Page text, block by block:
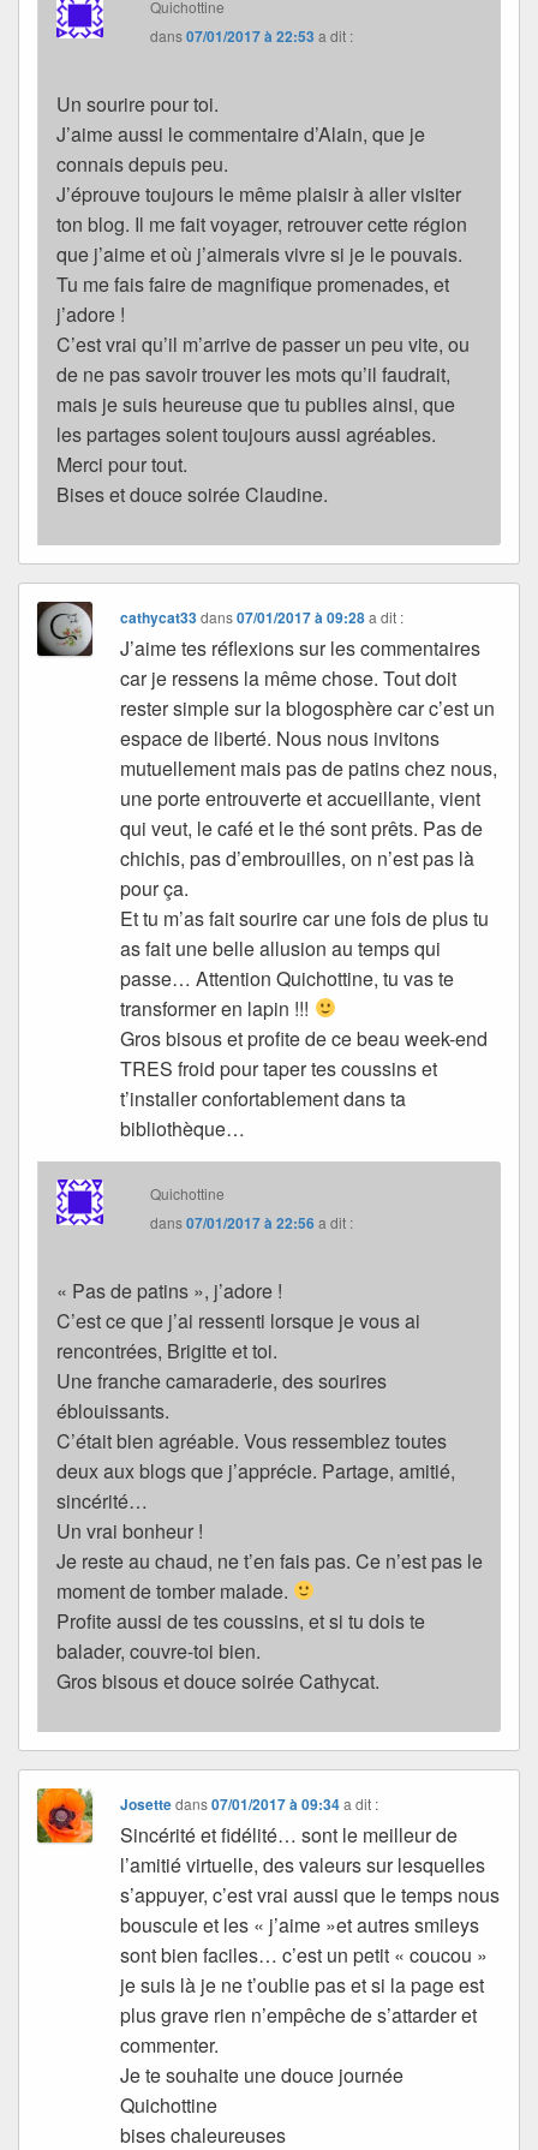
Quichottine
dans07/01/2017 à 22:53 a dit :
Un sourire pour toi.
J’aime aussi le commentaire d’Alain, que je
connais depuis peu.
J’éprouve toujours le même plaisir à aller visiter
ton blog. Il me fait voyager, retrouver cette région
que j’aime et où j’aimerais vivre si je le pouvais.
Tu me fais faire de magnifique promenades, et
j’adore !
C’est vrai qu’il m’arrive de passer un peu vite, ou
de ne pas savoir trouver les mots qu’il faudrait,
mais je suis heureuse que tu publies ainsi, que
les partages soient toujours aussi agréables.
Merci pour tout.
Bises et douce soirée Claudine.
cathycat33dans07/01/2017 à 09:28 a dit :
J’aime tes réflexions sur les commentaires
car je ressens la même chose. Tout doit
rester simple sur la blogosphère car c’est un
espace de liberté. Nous nous invitons
mutuellement mais pas de patins chez nous,
une porte entrouverte et accueillante, vient
qui veut, le café et le thé sont prêts. Pas de
chichis, pas d’embrouilles, on n’est pas là
pour ça.
Et tu m’as fait sourire car une fois de plus tu
as fait une belle allusion au temps qui
passe… Attention Quichottine, tu vas te
transformer en lapin !!!
Gros bisous et profite de ce beau week-end
TRES froid pour taper tes coussins et
t’installer confortablement dans ta
bibliothèque…
Quichottine
dans07/01/2017 à 22:56a dit :
« Pas de patins », j’adore !
C’est ce que j’ai ressenti lorsque je vous ai
rencontrées, Brigitte et toi.
Une franche camaraderie, des sourires
éblouissants.
C’était bien agréable. Vous ressemblez toutes
deux aux blogs que j’apprécie. Partage, amitié,
sincérité…
Un vrai bonheur !
Je reste au chaud, ne t’en fais pas. Ce n’est pas le
moment de tomber malade.
Profite aussi de tes coussins, et si tu dois te
balader, couvre-toi bien.
Gros bisous et douce soirée Cathycat.
Josettedans07/01/2017 à 09:34 a dit :
Sincérité et fidélité… sont le meilleur de
l’amitié virtuelle, des valeurs sur lesquelles
s’appuyer, c’est vrai aussi que le temps nous
bouscule et les « j’aime »et autres smileys
sont bien faciles… c’est un petit « coucou »
je suis là je ne t’oublie pas et si la page est
plus grave rien n’empêche de s’attarder et
commenter.
Je te souhaite une douce journée
Quichottine
bises chaleureuses